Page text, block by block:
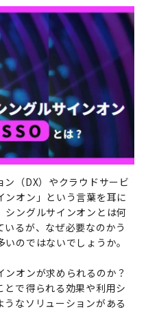
（DX）やクラウドサービ
ンオン」という言葉を耳に
シングルサインオンとは何
るが、なぜ必要なのかう
のではないでしょうか。
オンが求められるのか？
で得られる効果や利用シ
なソリューションがある